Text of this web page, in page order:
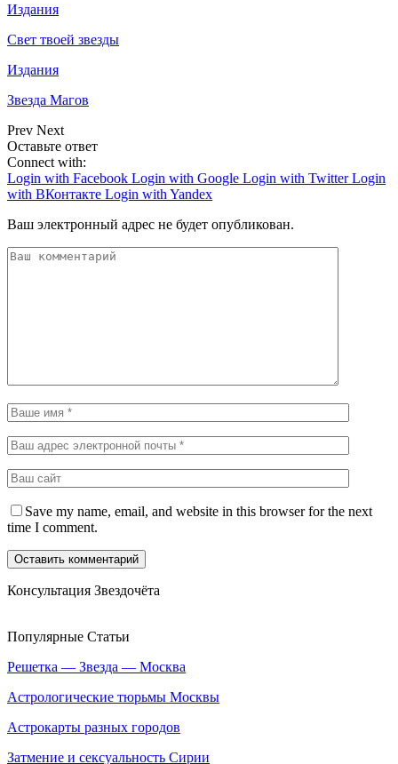
Издания
Свет твоей звезды
Издания
Звезда Магов
Prev Next
Оставьте ответ
Connect with:
Login with Facebook Login with Google Login with TwitterLogin
with ВКонтакте Login with Yandex
Ваш электронный адрес не будет опубликован.
Save my name, email, and website in this browser for the next
time I comment.
Консультация Звездочёта
Популярные Статьи
Решетка — Звезда — Москва
Астрологические тюрьмы Москвы
Астрокарты разных городов
Затмение и сексуальность Сирии